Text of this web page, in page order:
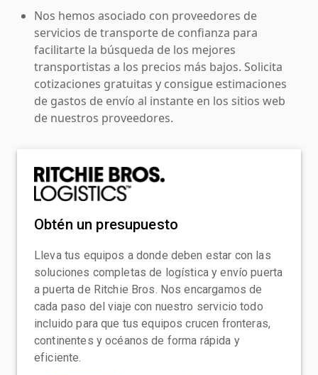
Nos hemos asociado con proveedores de
servicios de transporte de confianza para
facilitarte la búsqueda de los mejores
transportistas a los precios más bajos. Solicita
cotizaciones gratuitas y consigue estimaciones
de gastos de envío al instante en los sitios web
de nuestros proveedores.
Obtén un presupuesto
Lleva tus equipos a donde deben estar con las
soluciones completas de logística y envío puerta
a puerta de Ritchie Bros. Nos encargamos de
cada paso del viaje con nuestro servicio todo
incluido para que tus equipos crucen fronteras,
continentes y océanos de forma rápida y
eficiente.